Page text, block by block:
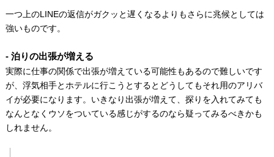
一つ上のLINEの返信がガクッと遅くなるよりもさらに兆候としては
強いものです。
泊りの出張が増える
実際に仕事の関係で出張が増えている可能性もあるので難しいです
が、浮気相手とホテルに行こうとするとどうしてもそれ用のアリバ
イが必要になります。いきなり出張が増えて、探りを入れてみても
なんとなくウソをついている感じがするのなら疑ってみるべきかも
しれません。